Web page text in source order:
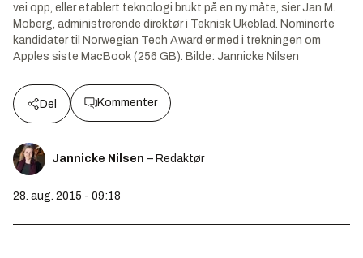
vei opp, eller etablert teknologi brukt på en ny måte, sier Jan M.
Moberg, administrerende direktør i Teknisk Ukeblad. Nominerte
kandidater til Norwegian Tech Award er med i trekningen om
Apples siste MacBook (256 GB). Bilde: Jannicke Nilsen
Del Kommenter
Jannicke Nilsen – Redaktør
28. aug. 2015 - 09:18